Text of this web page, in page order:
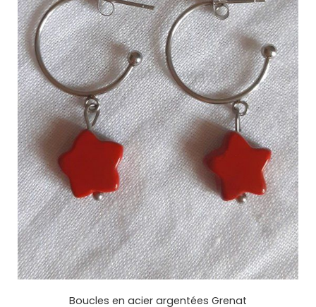
Boucles en acier argentées Grenat